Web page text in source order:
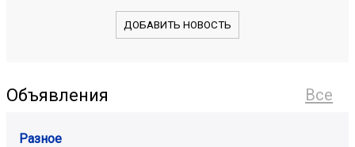
ДОБАВИТЬ НОВОСТЬ
Все
Объявления
Разное